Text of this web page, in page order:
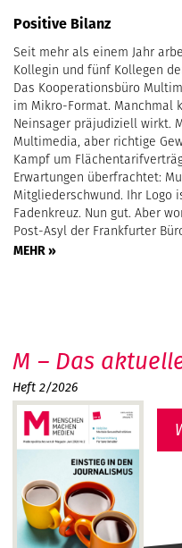
Positive Bilanz
Seit mehr als einem Jahr
Kollegin und fünf Kollegen
Das Kooperationsbüro
im Mikro-Format. Manchmal
Neinsager präjudiziell wirkt.
Multimedia, aber richtige
Kampf um
Erwartungen überfrachtet:
Mitgliederschwund. Ihr Logo
Fadenkreuz. Nun gut. Aber
Post-Asyl der Frankfurter
MEHR »
M – Das
Heft 2/2026